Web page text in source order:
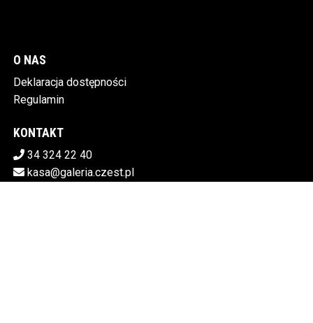
O NAS
Deklaracja dostępności
Regulamin
KONTAKT
34 324 22 40
kasa@galeria.czest.pl